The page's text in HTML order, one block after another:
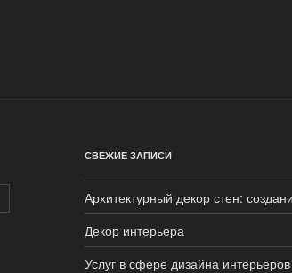
СВЕЖИЕ ЗАПИСИ
Архитектурный декор стен:
Декор интерьера
Услуг в сфере дизайна интерьеров